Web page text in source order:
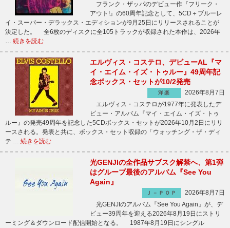
フランク・ザッパのデビュー作『フリーク・
アウト!』の60周年記念として、5CD＋ブルーレ
イ・スーパー・デラックス・エディションが9月25日にリリースされることが
決定した。 全6枚のディスクに全105トラックが収録された本作は、2026年
… 続きを読む
エルヴィス・コステロ、デビューAL『マ
イ・エイム・イズ・トゥルー』49周年記
念ボックス・セットが10/2発売
洋楽
2026年8月7日
エルヴィス・コステロが1977年に発表したデ
ビュー・アルバム『マイ・エイム・イズ・トゥ
ルー』の発売49周年を記念した5CDボックス・セットが2026年10月2日にリリ
ースされる。発表と共に、ボックス・セット収録の「ウォッチング・ザ・ディ
テ … 続きを読む
光GENJIの全作品サブスク解禁へ、第1弾
はグループ最後のアルバム『See You
Again』
Ｊ－ＰＯＰ
2026年8月7日
光GENJIのアルバム『See You Again』が、デ
ビュー39周年を迎える2026年8月19日にストリ
ーミング＆ダウンロード配信開始となる。 1987年8月19日にシングル